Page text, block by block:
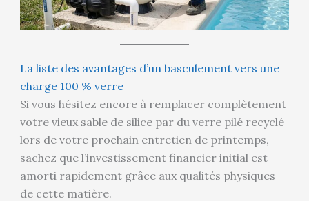
La liste des avantages d’un basculement vers une
charge 100 % verre
Si vous hésitez encore à remplacer complètement
votre vieux sable de silice par du verre pilé recyclé
lors de votre prochain entretien de printemps,
sachez que l’investissement financier initial est
amorti rapidement grâce aux qualités physiques
de cette matière.